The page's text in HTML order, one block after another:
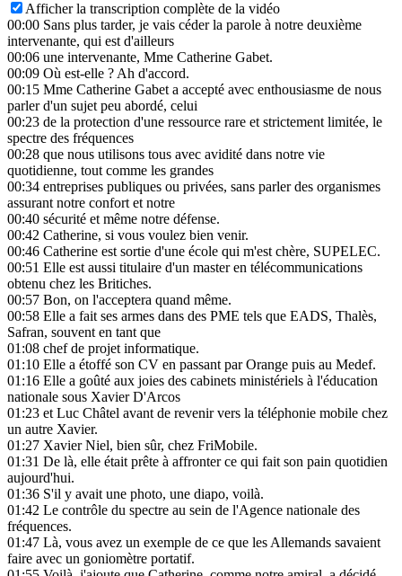
Afficher la transcription complète de la vidéo
00:00 Sans plus tarder, je vais céder la parole à notre deuxième
intervenante, qui est d'ailleurs
00:06 une intervenante, Mme Catherine Gabet.
00:09 Où est-elle ? Ah d'accord.
00:15 Mme Catherine Gabet a accepté avec enthousiasme de nous
parler d'un sujet peu abordé, celui
00:23 de la protection d'une ressource rare et strictement limitée, le
spectre des fréquences
00:28 que nous utilisons tous avec avidité dans notre vie
quotidienne, tout comme les grandes
00:34 entreprises publiques ou privées, sans parler des organismes
assurant notre confort et notre
00:40 sécurité et même notre défense.
00:42 Catherine, si vous voulez bien venir.
00:46 Catherine est sortie d'une école qui m'est chère, SUPELEC.
00:51 Elle est aussi titulaire d'un master en télécommunications
obtenu chez les Britiches.
00:57 Bon, on l'acceptera quand même.
00:58 Elle a fait ses armes dans des PME tels que EADS, Thalès,
Safran, souvent en tant que
01:08 chef de projet informatique.
01:10 Elle a étoffé son CV en passant par Orange puis au Medef.
01:16 Elle a goûté aux joies des cabinets ministériels à l'éducation
nationale sous Xavier D'Arcos
01:23 et Luc Châtel avant de revenir vers la téléphonie mobile chez
un autre Xavier.
01:27 Xavier Niel, bien sûr, chez FriMobile.
01:31 De là, elle était prête à affronter ce qui fait son pain quotidien
aujourd'hui.
01:36 S'il y avait une photo, une diapo, voilà.
01:42 Le contrôle du spectre au sein de l'Agence nationale des
fréquences.
01:47 Là, vous avez un exemple de ce que les Allemands savaient
faire avec un goniomètre portatif.